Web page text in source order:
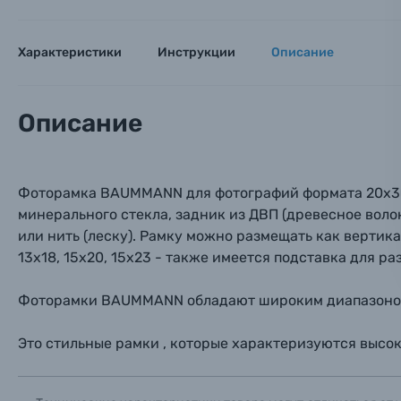
Материалы
Фоторамки
Солнцезащитные очки
Характеристики Инструкции Описание
Описание
Фоторамка BAUMMANN для фотографий формата
минерального стекла, задник из ДВП (древесное
или нить (леску). Рамку можно размещать как
13х18, 15х20, 15х23 - также имеется подставка для
Фоторамки BAUMMANN обладают широким
Это стильные рамки , которые характеризуются